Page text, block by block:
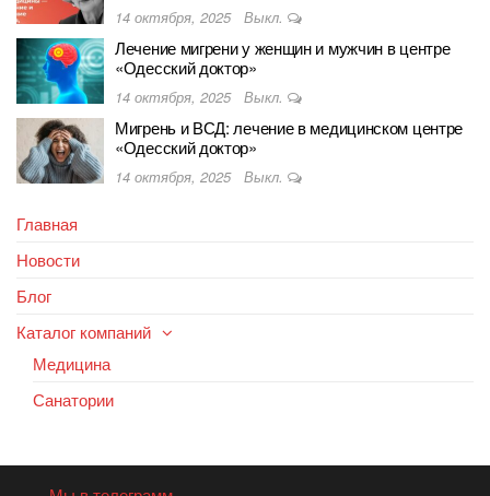
14 октября, 2025 Выкл.
Лечение мигрени у женщин и мужчин в центре
«Одесский доктор»
14 октября, 2025 Выкл.
Мигрень и ВСД: лечение в медицинском центре
«Одесский доктор»
14 октября, 2025 Выкл.
Главная
Новости
Блог
Каталог компаний
Медицина
Санатории